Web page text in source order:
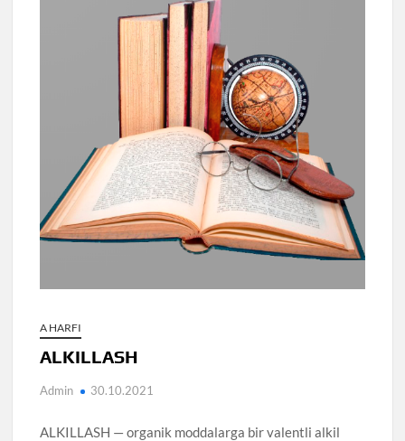
A HARFI
ALKILLASH
Admin 30.10.2021
ALKILLASH — organik moddalarga bir valentli alkil